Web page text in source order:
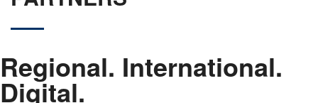
Regio­nal. Inter­na­tio­nal.
Digi­tal.